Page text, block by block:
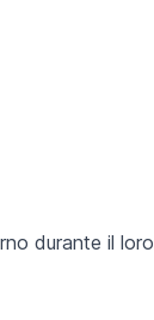
durante il loro